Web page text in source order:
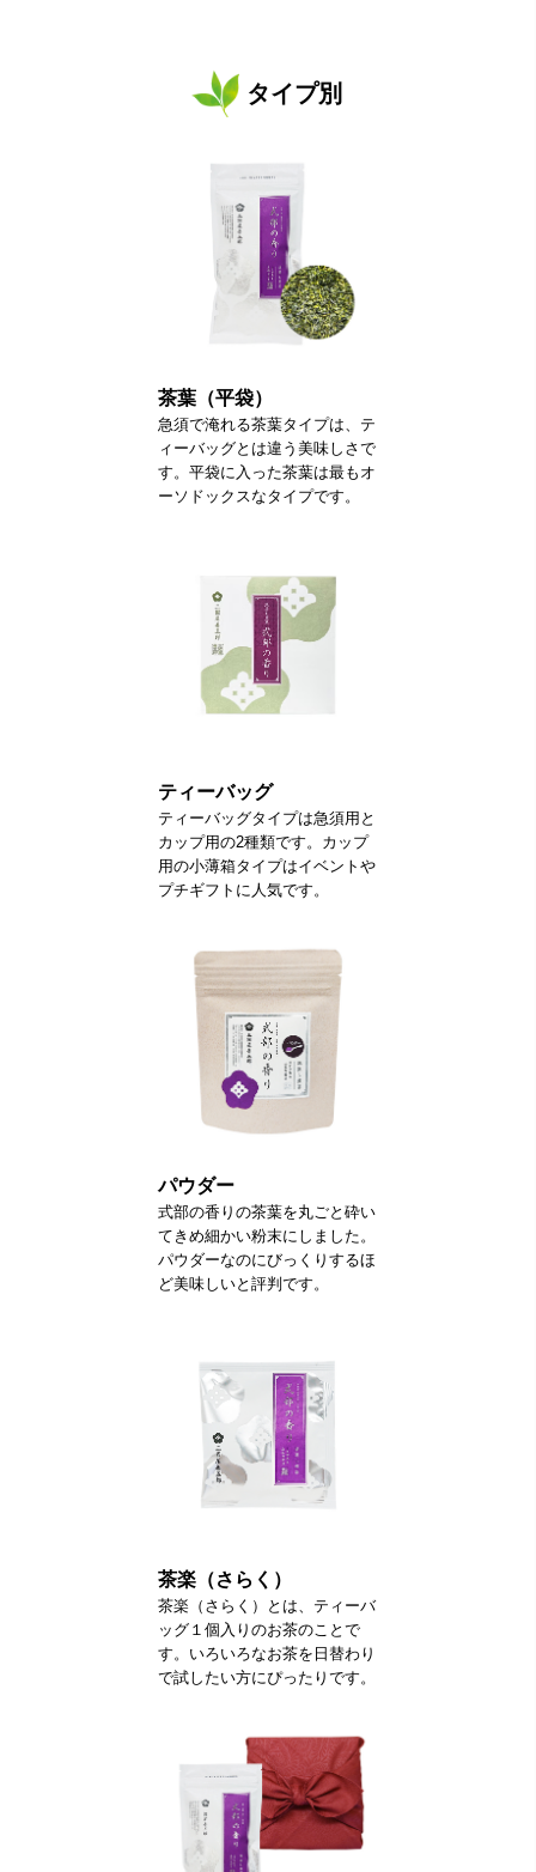
タイプ別
茶葉（平袋）
急須で淹れる茶葉タイプは、テ
ィーバッグとは違う美味しさで
す。平袋に入った茶葉は最もオ
ーソドックスなタイプです。
ティーバッグ
ティーバッグタイプは急須用と
カップ用の2種類です。カップ
用の小薄箱タイプはイベントや
プチギフトに人気です。
パウダー
式部の香りの茶葉を丸ごと砕い
てきめ細かい粉末にしました。
パウダーなのにびっくりするほ
ど美味しいと評判です。
茶楽（さらく）
茶楽（さらく）とは、ティーバ
ッグ１個入りのお茶のことで
す。いろいろなお茶を日替わり
で試したい方にぴったりです。